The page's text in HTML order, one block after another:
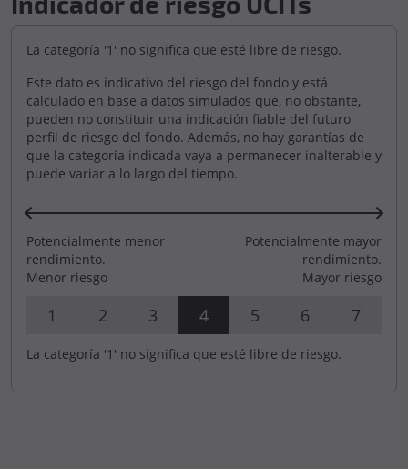
La categoría '1' no significa que esté libre de riesgo.
Este dato es indicativo del riesgo del fondo y está
calculado en base a datos simulados que, no obstante,
pueden no constituir una indicación fiable del futuro
perfil de riesgo del fondo. Además, no hay garantías de
que la categoría indicada vaya a permanecer inalterable y
puede variar a lo largo del tiempo.
Potencialmente menor
rendimiento.
Menor riesgo
Potencialmente mayor
rendimiento.
Mayor riesgo
1 2 3 4 5 6 7
La categoría '1' no significa que esté libre de riesgo.